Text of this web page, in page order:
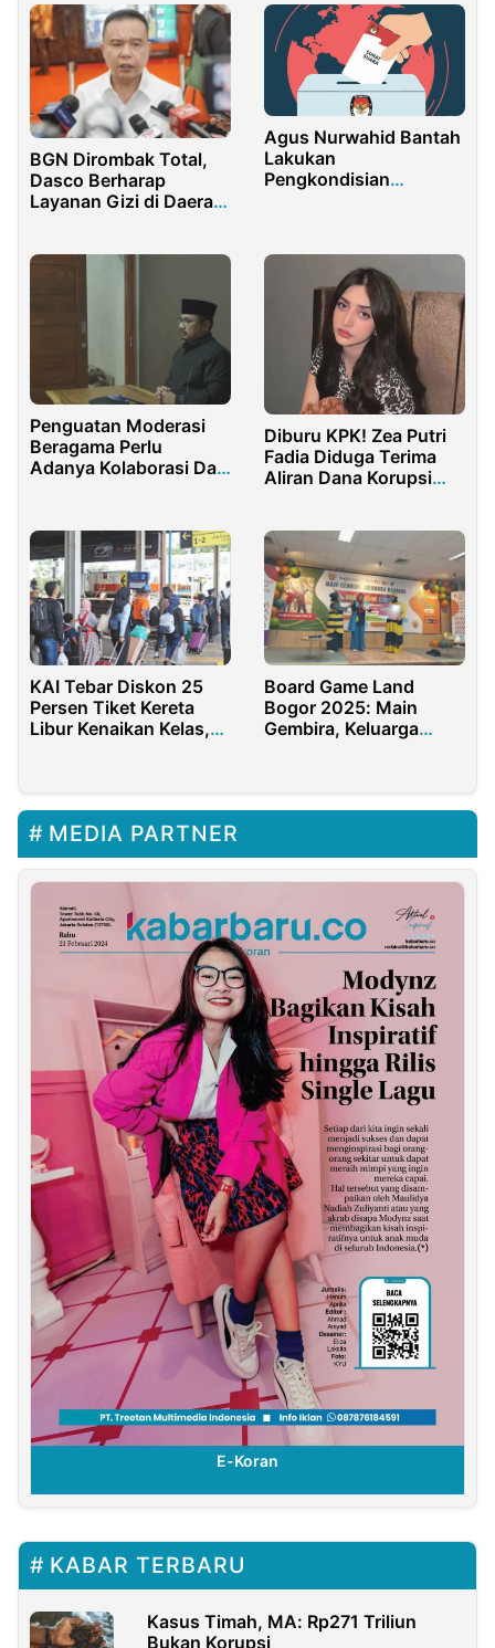
BGN Dirombak Total,
Dasco Berharap
Layanan Gizi di Daerah
Agus Nurwahid Bantah
Lakukan
Pengkondisian
Penguatan Moderasi
Beragama Perlu
Adanya Kolaborasi Dan
Diburu KPK! Zea Putri
Fadia Diduga Terima
Aliran Dana Korupsi
KAI Tebar Diskon 25
Persen Tiket Kereta
Libur Kenaikan Kelas,
Board Game Land
Bogor 2025: Main
Gembira, Keluarga
MEDIA PARTNER
E-Koran
KABAR TERBARU
Kasus Timah, MA: Rp271 Triliun
Bukan Korupsi